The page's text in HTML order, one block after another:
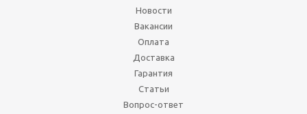
Новости
Вакансии
Оплата
Доставка
Гарантия
Статьи
Вопрос-ответ